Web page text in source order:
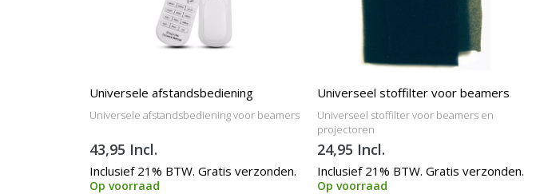
Universele afstandsbediening
Universele afstandsbediening voor beamers
43,95 Incl.
Inclusief 21% BTW. Gratis verzonden.
Op voorraad
Universeel stoffilter voor beamers
Universeel stoffilter voor beamers en
projectoren
24,95 Incl.
Inclusief 21% BTW. Gratis verzonden.
Op voorraad